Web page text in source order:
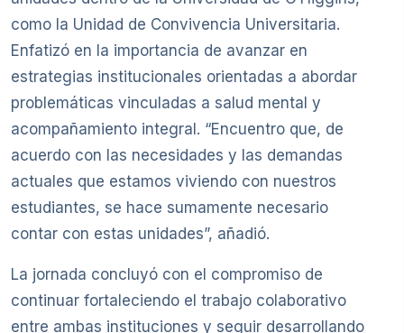
como la Unidad de Convivencia Universitaria.
Enfatizó en la importancia de avanzar en
estrategias institucionales orientadas a abordar
problemáticas vinculadas a salud mental y
acompañamiento integral. “Encuentro que, de
acuerdo con las necesidades y las demandas
actuales que estamos viviendo con nuestros
estudiantes, se hace sumamente necesario
contar con estas unidades”, añadió.
La jornada concluyó con el compromiso de
continuar fortaleciendo el trabajo colaborativo
entre ambas instituciones y seguir desarrollando